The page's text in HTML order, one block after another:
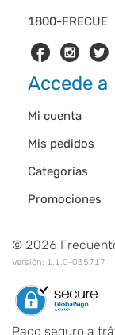
1800-FRECUE
Accede a
Mi cuenta
Mis pedidos
Categorías
Promociones
© 2026
Versión: 1.1.0-035717
Pago seguro a